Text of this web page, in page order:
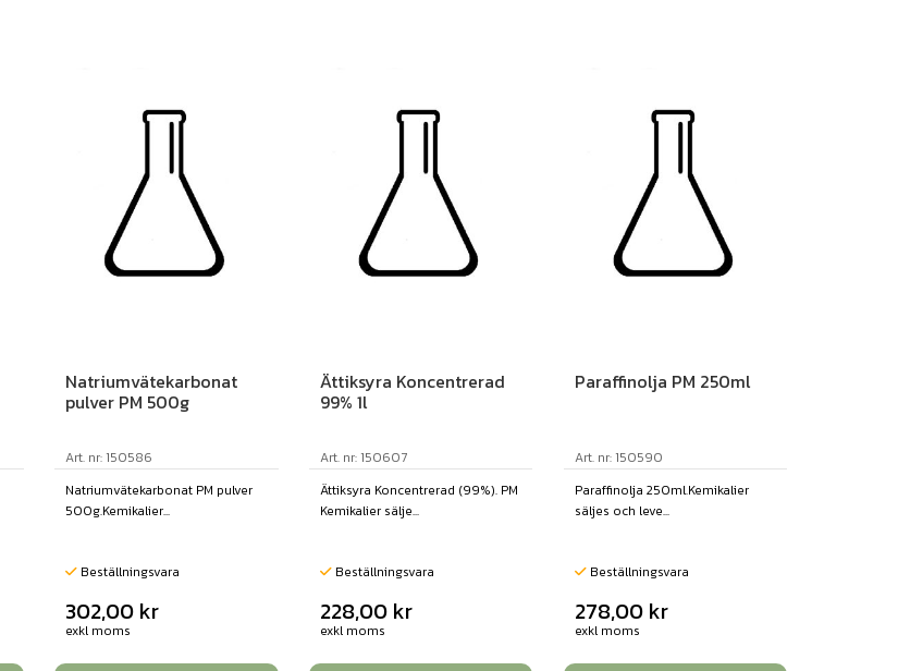
Natriumvätekarbonat
pulver PM 500g
Art. nr: 150586
Natriumvätekarbonat PM pulver
500g.Kemikalier...
Beställningsvara
302,00 kr
exkl moms
Ättiksyra Koncentrerad
99% 1l
Art. nr: 150607
Ättiksyra Koncentrerad (99%). PM
Kemikalier sälje...
Beställningsvara
228,00 kr
exkl moms
Paraffinolja PM 250ml
Art. nr: 150590
Paraffinolja 250ml.Kemikalier
säljes och leve...
Beställningsvara
278,00 kr
exkl moms